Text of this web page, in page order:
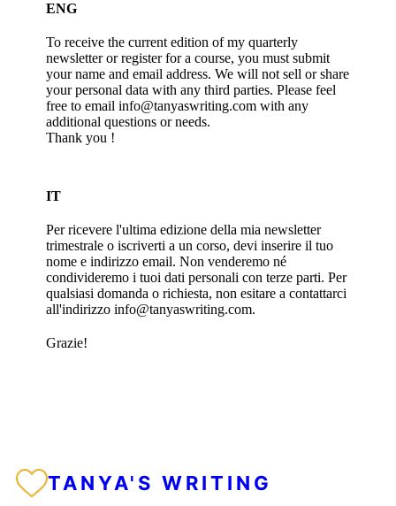
ENG
To receive the current edition of my quarterly
newsletter or register for a course, you must submit
your name and email address. We will not sell or share
your personal data with any third parties. Please feel
free to email info@tanyaswriting.com with any
additional questions or needs.
Thank you !
IT
Per ricevere l'ultima edizione della mia newsletter
trimestrale o iscriverti a un corso, devi inserire il tuo
nome e indirizzo email. Non venderemo né
condivideremo i tuoi dati personali con terze parti. Per
qualsiasi domanda o richiesta, non esitare a contattarci
all'indirizzo info@tanyaswriting.com.
Grazie!
TANYA'S WRITING